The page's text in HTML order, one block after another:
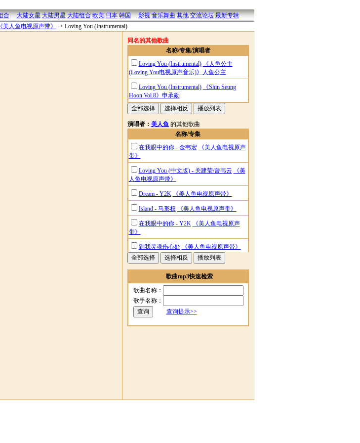
合 大陆女星 大陆男星 大陆组合 欧美 日本 韩国 影视 音乐舞曲 其他 交流论坛 最新专辑
《美人鱼电视原声带》 -> Loving You (Instrumental)
同名的其他歌曲
名称/专集/演唱者
Loving You (Instrumental)
《人鱼公主
(Loving You电视原声音乐)》 人鱼公主
Loving You (Instrumental)
《Shin Seung
Hoon Vol.8》 申承勋
演唱者： 美人鱼的其他歌曲
名称/专集
在我眼中的你 - 金韦宏
《美人鱼电视原声
带》
Loving You (中文版) - 关建莹/曾韦云
《美
人鱼电视原声带》
Dream - Y2K 《美人鱼电视原声带》
Island - 马形权 《美人鱼电视原声带》
在我眼中的你 - Y2K
《美人鱼电视原声
带》
到我灵魂伤心处 《美人鱼电视原声带》
Love Montage - Under Marine/Yu Position
《美人鱼电视原声带》
Goodbye My Love - Most Hour Right 《美
人鱼电视原声带》
Love (That Fisrt Impression) - Under
Marine/Yu Postion 《美人鱼电视原声带》
歌曲mp3快速检索
歌曲名称：
歌手名称：
查询提示>>